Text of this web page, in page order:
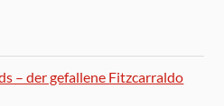
– der gefallene Fitzcarraldo